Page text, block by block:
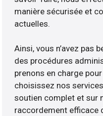
manière sécurisée et
actuelles.
Ainsi, vous n’avez pas
des procédures
prenons en charge
choisissez nos
soutien complet et sur
raccordement efficace